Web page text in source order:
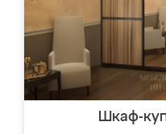
Шкаф-